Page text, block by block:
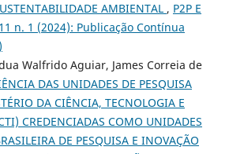
AMBIENTAL , P2P E
n. 1 (2024): Publicação Contínua
Walfrido Aguiar, James Correia de
DAS UNIDADES DE PESQUISA
DA CIÊNCIA, TECNOLOGIA E
CREDENCIADAS COMO UNIDADES
DE PESQUISA E INOVAÇÃO